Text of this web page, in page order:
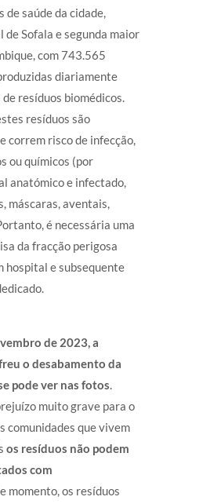
de saúde da cidade,
Sofala e segunda maior
com 743.565
diariamente
resíduos biomédicos.
resíduos são
correm risco de infecção,
ou químicos (por
anatómico e infectado,
máscaras, aventais,
é necessária uma
da fracção perigosa
hospital e subsequente
de 2023, a
o desabamento da
pode ver nas fotos.
muito grave para o
comunidades que vivem
os resíduos não podem
com
momento, os resíduos